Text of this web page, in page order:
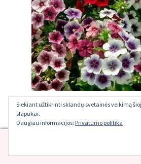
Vasarinis didysis flioksas
Siekiant užtikrinti sklandų svetainės veikimą
slapukai.
Daugiau informacijos: Privatumo politika